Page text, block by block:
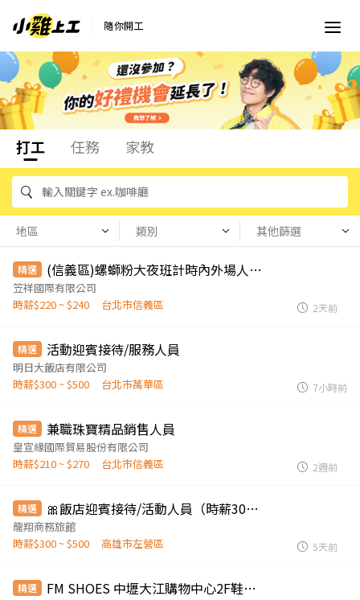
隨你開工
打工 任務 家教
地區 類別 其他篩選
精選 (信義區)螺螄粉大夜班計時內外場人員(時薪220-240元)
笠祥國際有限公司
時薪$220 ~ $240
台北市信義區 2天前
精選 活動迎賓接待/服務人員
明日大飯店有限公司
時薪$300 ~ $500
台北市萬華區 7小時前
精選 兼職珠寶精品銷售人員
皇宣緣國際貿易股份有限公司
時薪$210 ~ $270
台北市信義區 2週前
精選 🎀飯店迎賓接待/活動人員（時薪300-500含獎金)另徵飯店優質清潔房務
龍翔商務旅館
時薪$300 ~ $500
高雄市左營區 5天前
精選 FM SHOES 中壢大江購物中心2F鞋子PT人員(9月/14開始上班)